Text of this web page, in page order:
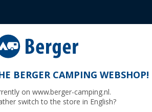
Cadac gaskraan / slang en injector 30
Chef 40 - Cadac
BERGER CAMPING WEBSHOP!
on www.berger-camping.nl.
switch to the store in English?